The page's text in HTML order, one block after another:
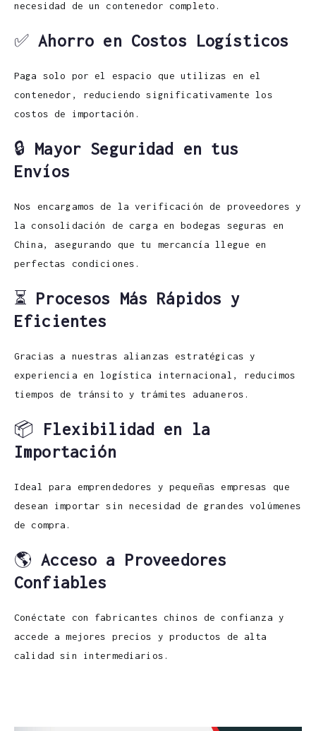
necesidad de un contenedor completo.
✅Ahorro en Costos Logísticos
Paga solo por el espacio que utilizas en el
contenedor, reduciendo significativamente los
costos de importación.
🔒 Mayor Seguridad en tus
Envíos
Nos encargamos de la verificación de proveedores y
la consolidación de carga en bodegas seguras en
China, asegurando que tu mercancía llegue en
perfectas condiciones.
⏳ Procesos Más Rápidos y
Eficientes
Gracias a nuestras alianzas estratégicas y
experiencia en logística internacional, reducimos
tiempos de tránsito y trámites aduaneros.
📦 Flexibilidad en la
Importación
Ideal para emprendedores y pequeñas empresas que
desean importar sin necesidad de grandes volúmenes
de compra.
🌎Acceso a Proveedores
Confiables
Conéctate con fabricantes chinos de confianza y
accede a mejores precios y productos de alta
calidad sin intermediarios.